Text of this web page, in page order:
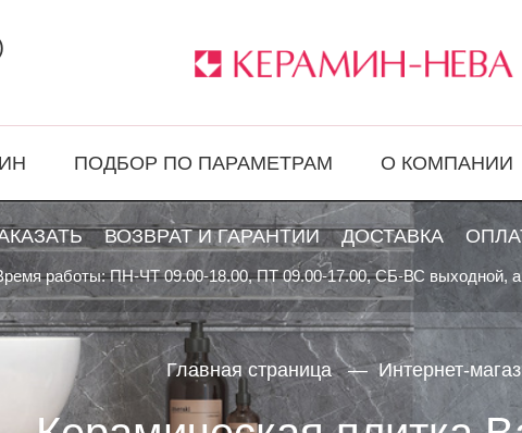
ПОДБОР ПО ПАРАМЕТРАМ О КОМПАНИИ
ВОЗВРАТ И ГАРАНТИИ ДОСТАВКА
работы: ПН-ЧТ 09.00-18.00, ПТ 09.00-17.00, СБ-ВС выходной, а
Главная страница Интернет-